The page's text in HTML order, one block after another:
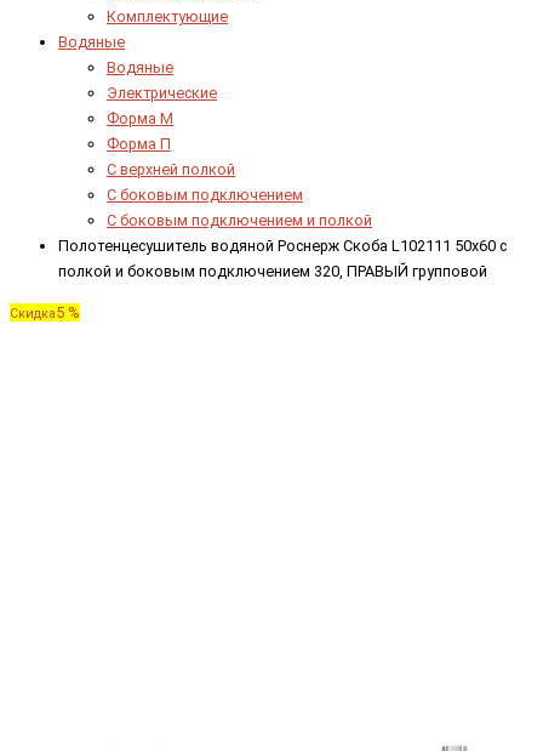
Комплектующие
Водяные
Водяные
Электрические
Форма М
Форма П
C верхней полкой
C боковым подключением
C боковым подключением и полкой
Полотенцесушитель водяной Роснерж Скоба L102111 50x60 с
полкой и боковым подключением 320, ПРАВЫЙ групповой
Скидка5 %